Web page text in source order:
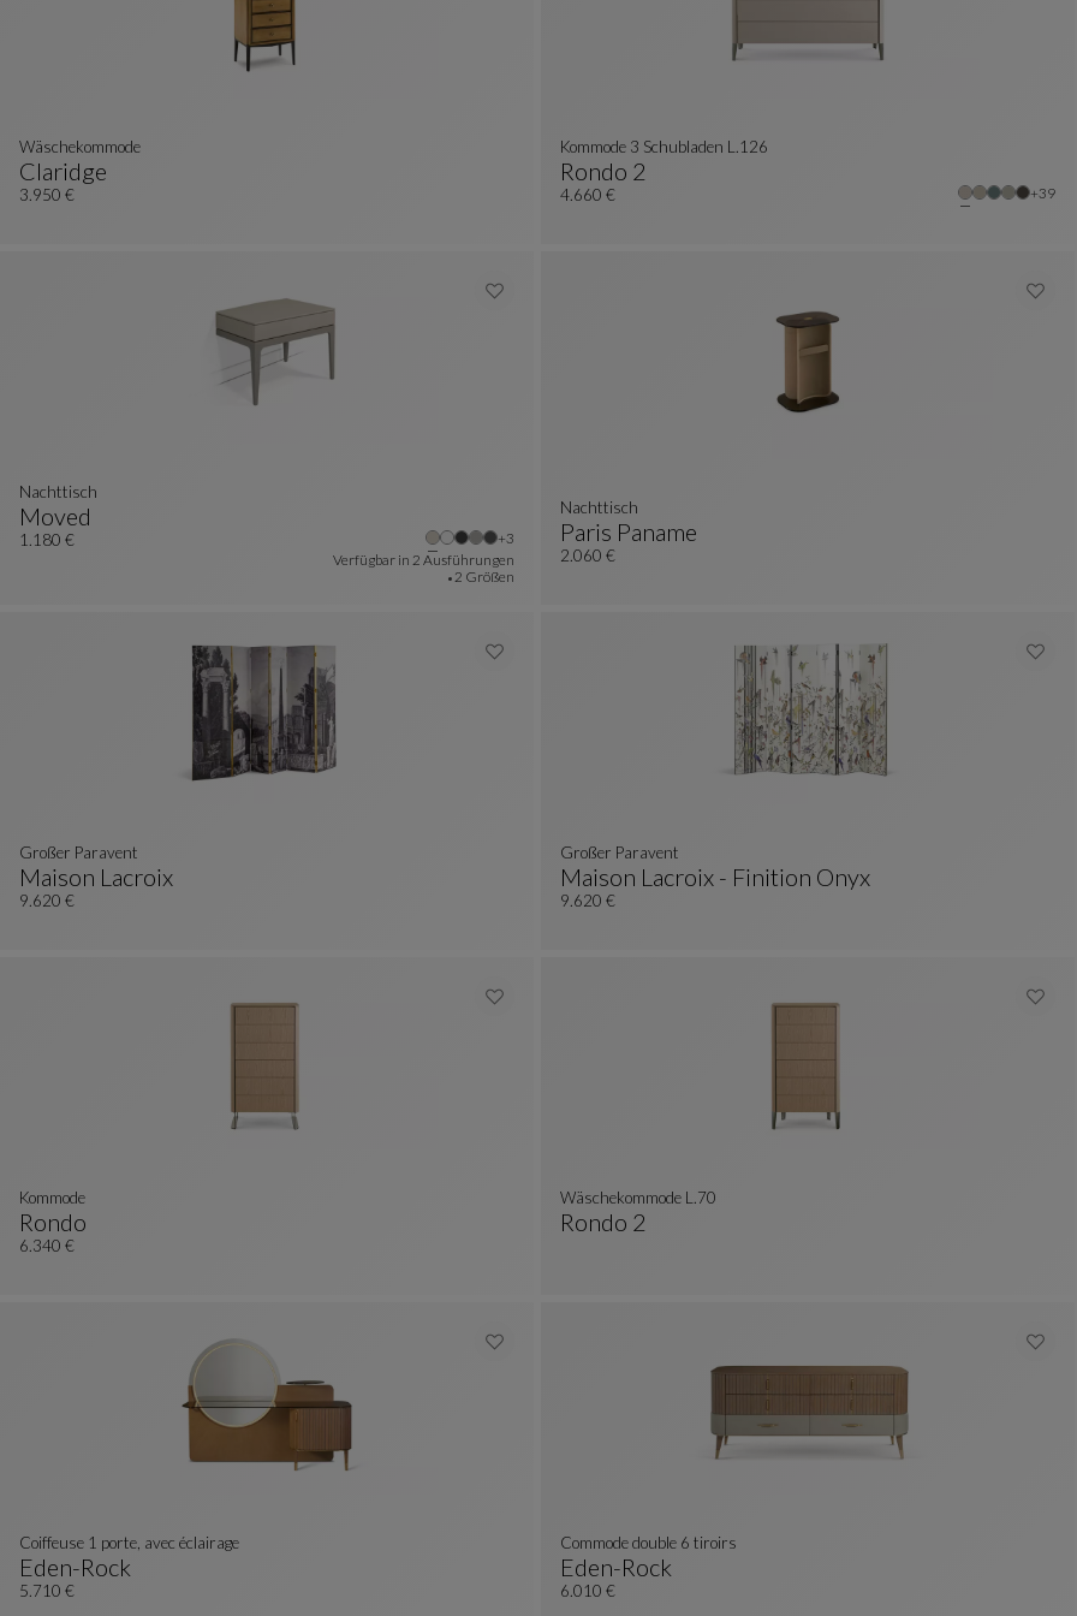
Claridge
Wäschekommode
Siehe Vollständige Beschreibung
Wäschekommode
3.950 €
Rondo 2
Kommode 3 Schubladen L.126
Siehe Vollständige Beschreibung
Kommode 3 Schubladen L.126
4.660 € +39
Moved
Nachttisch
Siehe Vollständige Beschreibung
Nachttisch
1.180 € +3Weitere Farben : 3 verfügbare farben
Verfügbar in 2 Ausführungen
2 Größen
Paris Paname
Nachttisch
Siehe Vollständige Beschreibung
Nachttisch
2.060 €
Maison Lacroix
Großer Paravent
Siehe Vollständige Beschreibung
Großer Paravent
9.620 €
Maison Lacroix - Finition Onyx
Großer Paravent
Siehe Vollständige Beschreibung
Großer Paravent
9.620 €
Rondo
Kommode
Siehe Vollständige Beschreibung
Kommode
6.340 €
Rondo 2
Wäschekommode L.70
Eden-Rock
Coiffeuse 1 Porte, Avec Éclairage
Siehe Vollständige Beschreibung
Coiffeuse 1 porte, avec éclairage
5.710 €
Eden-Rock
Commode Double 6 Tiroirs
Siehe Vollständige Beschreibung
Commode double 6 tiroirs
6.010 €